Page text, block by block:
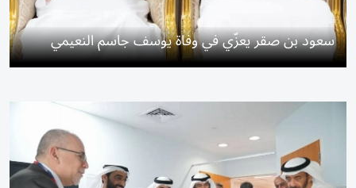
سعود بن صقر يعزّي في وفاة يوسف جاسم النعيمي